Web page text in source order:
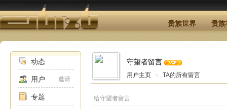
贵族世界 贵族
动态
用户 邀请
专题
守望者留言
用户主页 » TA的所有留言
给守望者留言